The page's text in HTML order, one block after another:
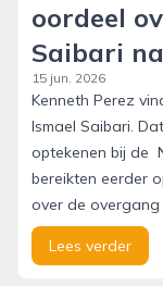
oordeel
Saibari
15 jun. 2026
Kenneth Perez
Ismael Saibari.
optekenen bij de
bereikten eerder
over de overgang
Lees verder